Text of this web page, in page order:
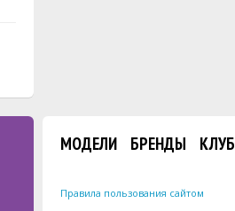
МОДЕЛИ БРЕНДЫ КЛУБ
Правила пользования сайтом